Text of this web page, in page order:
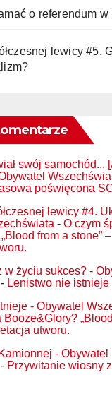
o referendum
lewicy #5.
swój samochód...
poświęcona
lewicy #4.
-O czym
from a stone” –
życiu sukces? -
- Lenistwo nie istnieje
- Obywatel
utworu.
- Obywatel
- Przywitanie wiosny z